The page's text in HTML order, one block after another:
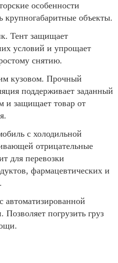
особенности
крупногабаритные объекты.
Тент защищает
условий и упрощает
снятию.
кузовом. Прочный
поддерживает заданный
и защищает товар от
с холодильной
отрицательные
для перевозки
фармацевтических и
автоматизированной
погрузить груз